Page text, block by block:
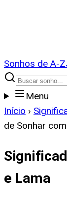
Sonhos de A-Z
Menu
Início ›
de Sonhar
e Lama